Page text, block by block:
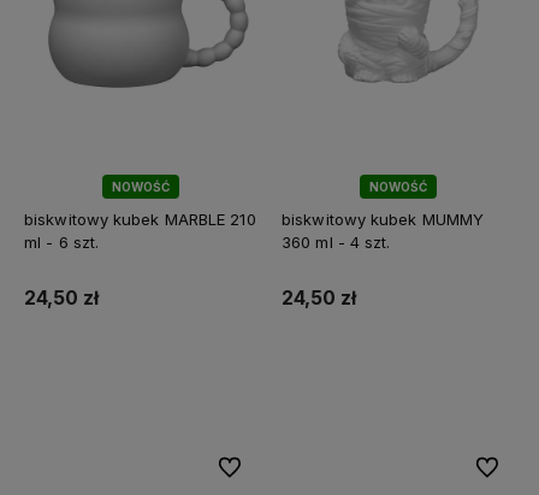
NOWOŚĆ
biskwitowy kubek MARBLE 210
ml - 6 szt.
24,50 zł
NOWOŚĆ
biskwitowy kubek MUMMY
360 ml - 4 szt.
24,50 zł
Do ulubionych Do